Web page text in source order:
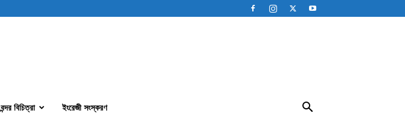
বন্দর বিচিত্রা ইংরেজী সংস্করণ